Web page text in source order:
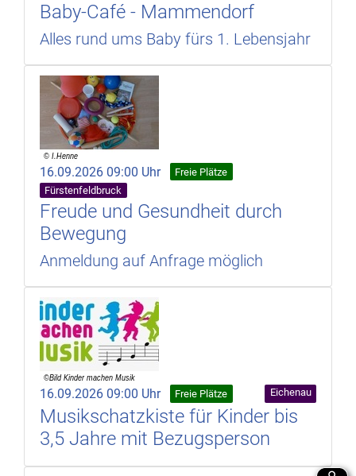
Baby-Café - Mammendorf
Alles rund ums Baby fürs 1. Lebensjahr
16.09.2026 09:00 Uhr
Freie Plätze
Fürstenfeldbruck
Freude und Gesundheit durch
Bewegung
Anmeldung auf Anfrage möglich
16.09.2026 09:00 Uhr Freie Plätze Eichenau
Musikschatzkiste für Kinder bis
3,5 Jahre mit Bezugsperson